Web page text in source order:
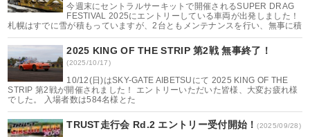
今週末にセントラルサーキットで開催されるSUPER DRAG
FESTIVAL 2025にエントリーしている車両が出発しました！
札幌はすでに雪が積もっていますが、2台ともメンテナンスを行い、無事に積
2025 KING OF THE STRIP 第2戦 無事終了！
(2025/10/17)
10/12(日)はSKY-GATE AIBETSUにて 2025 KING OF THE
STRIP 第2戦が開催されました！ エントリーいただいた皆様、大変お疲れ様
でした。 入場者数は584名様とた
TRUST走行会 Rd.2 エントリー受付開始！(2025/09/28)